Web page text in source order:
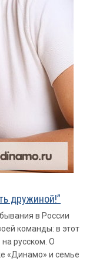
дружиной!”
в России
команды: в этот
русском. О
«Динамо» и семье